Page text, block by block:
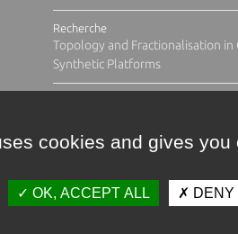
Recherche
Topology and Fractionalisation
Synthetic Platforms
cookies and gives
OK, ACCEPT ALL DENY